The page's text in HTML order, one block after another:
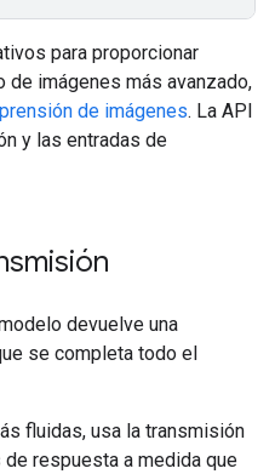
para proporcionar
de imágenes más avanzado,
de imágenes. La API
y las entradas de
devuelve una
se completa todo el
fluidas, usa la transmisión
respuesta a medida que